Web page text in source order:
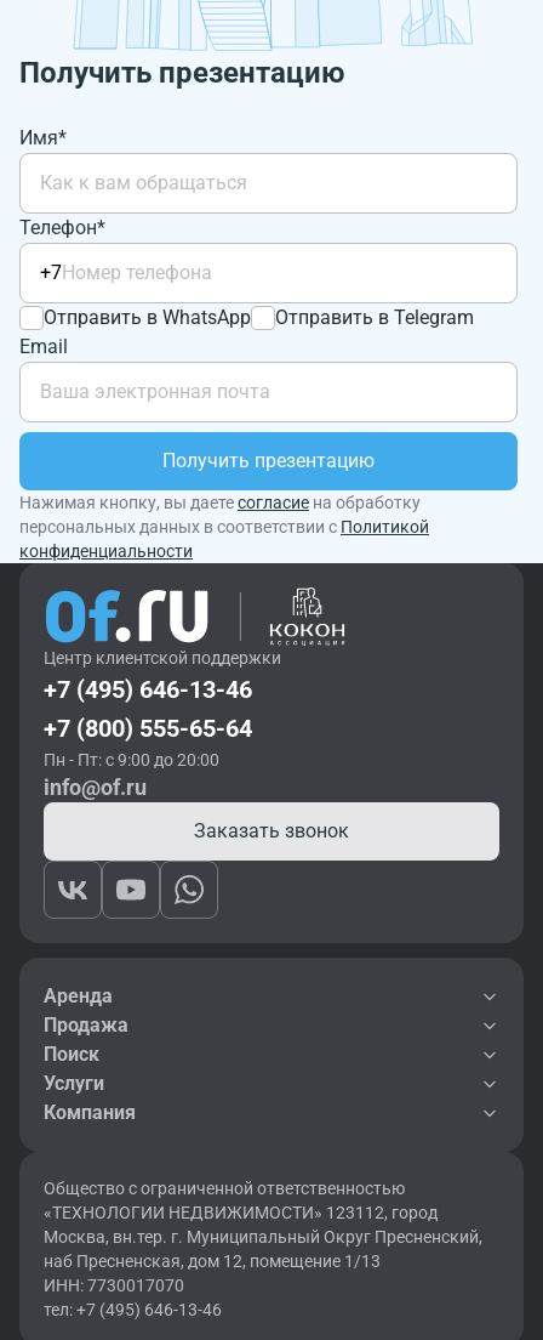
Получить презентацию
Имя*
Телефон*
+7
Отправить в WhatsApp
Отправить в Telegram
Email
Получить презентацию
Нажимая кнопку, вы даетесогласие на обработку
персональных данных в соответствии с Политикой
конфиденциальности
Центр клиентской поддержки
+7 (495) 646-13-46
+7 (800) 555-65-64
Пн - Пт: с 9:00 до 20:00
info@of.ru
Заказать звонок
Аренда
Продажа
Поиск
Услуги
Компания
Общество с ограниченной ответственностью
«ТЕХНОЛОГИИ НЕДВИЖИМОСТИ» 123112, город
Москва, вн.тер. г. Муниципальный Округ Пресненский,
наб Пресненская, дом 12, помещение 1/13
ИНН: 7730017070
тел: +7 (495) 646-13-46